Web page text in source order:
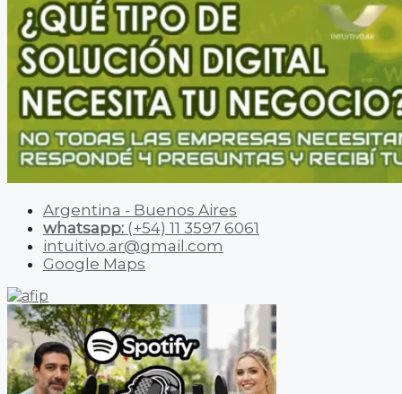
Argentina - Buenos Aires
whatsapp: (+54) 11 3597 6061
intuitivo.ar@gmail.com
Google Maps